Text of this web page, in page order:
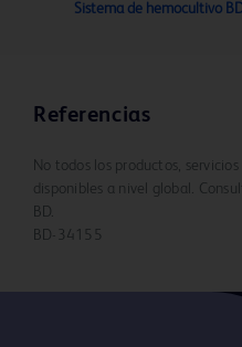
Sistema de hemocultivo
Referencias
No todos los productos,
disponibles a nivel global.
BD.
BD-34155